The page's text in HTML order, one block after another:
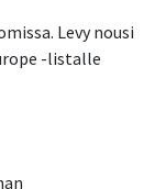
Levy nousi
-listalle